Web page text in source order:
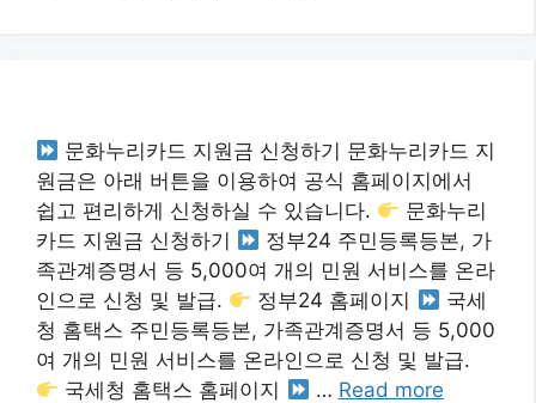
문화누리카드 지원금 신청하기 문화누리카드 지
원금은 아래 버튼을 이용하여 공식 홈페이지에서
쉽고 편리하게 신청하실 수 있습니다.
문화누리
카드 지원금 신청하기
정부24 주민등록등본, 가
족관계증명서 등 5,000여 개의 민원 서비스를 온라
인으로 신청 및 발급.
정부24 홈페이지
국세
청 홈택스 주민등록등본, 가족관계증명서 등 5,000
여 개의 민원 서비스를 온라인으로 신청 및 발급.
국세청 홈택스 홈페이지
… Read more